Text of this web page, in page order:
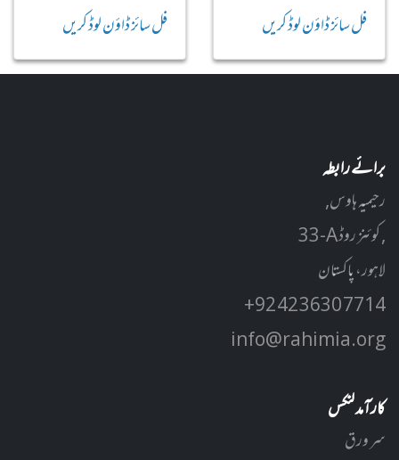
فل سائز ڈاؤن لوڈ کریں
فل سائز ڈاؤن لوڈ کریں
برائے رابطہ
رحیمیہ ہاوس,
33-A کوئنز روڈ ,
لاہور، پاکستان
+92 42 3630 7714
info@rahimia.org
کارآمد لنکس
سر ورق